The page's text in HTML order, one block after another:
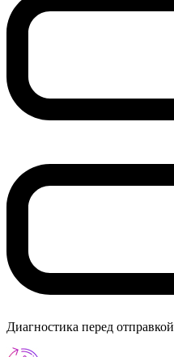
Диагностика перед отправкой